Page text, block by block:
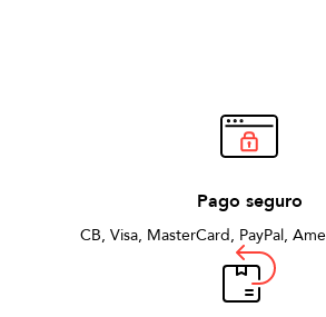
Pago seguro
CB, Visa, MasterCard, PayPal,